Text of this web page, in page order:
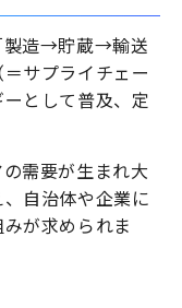
製造→貯蔵→輸送
サプライチェー
として普及、定
需要が生まれ大
自治体や企業に
が求められま